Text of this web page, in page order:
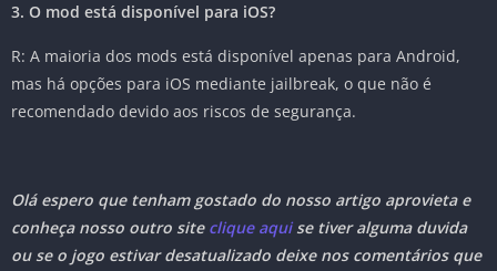
3. O mod está disponível para iOS?
R: A maioria dos mods está disponível apenas para Android,
mas há opções para iOS mediante jailbreak, o que não é
recomendado devido aos riscos de segurança.
Olá espero que tenham gostado do nosso artigo aprovieta e
conheça nosso outro site clique aquise tiver alguma duvida
ou se o jogo estivar desatualizado deixe nos comentários que